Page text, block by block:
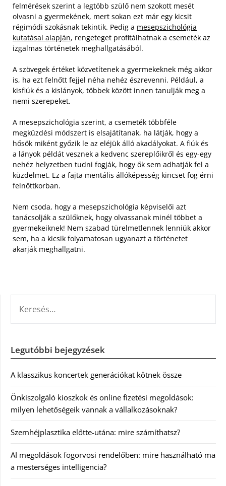
felmérések szerint a legtöbb szülő nem szokott mesét
olvasni a gyermekének, mert sokan ezt már egy kicsit
régimódi szokásnak tekintik. Pedig a mesepszichológia
kutatásai alapján, rengeteget profitálhatnak a csemeték az
izgalmas történetek meghallgatásából.
A szövegek értéket közvetítenek a gyermekeknek még akkor
is, ha ezt felnőtt fejjel néha nehéz észrevenni. Például, a
kisfiúk és a kislányok, többek között innen tanulják meg a
nemi szerepeket.
A mesepszichológia szerint, a csemeték többféle
megküzdési módszert is elsajátítanak, ha látják, hogy a
hősök miként győzik le az eléjük álló akadályokat. A fiúk és
a lányok példát vesznek a kedvenc szereplőikről és egy-egy
nehéz helyzetben tudni fogják, hogy ők sem adhatják fel a
küzdelmet. Ez a fajta mentális állóképesség kincset fog érni
felnőttkorban.
Nem csoda, hogy a mesepszichológia képviselői azt
tanácsolják a szülőknek, hogy olvassanak minél többet a
gyermekeiknek! Nem szabad türelmetlennek lenniük akkor
sem, ha a kicsik folyamatosan ugyanazt a történetet
akarják meghallgatni.
Legutóbbi bejegyzések
A klasszikus koncertek generációkat kötnek össze
Önkiszolgáló kioszkok és online fizetési megoldások:
milyen lehetőségeik vannak a vállalkozásoknak?
Szemhéjplasztika előtte-utána: mire számíthatsz?
AI megoldások fogorvosi rendelőben: mire használható ma
a mesterséges intelligencia?